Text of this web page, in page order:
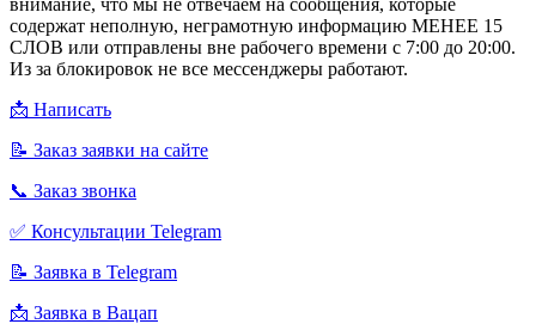
содержат неполную, неграмотную информацию МЕНЕЕ 15
СЛОВ или отправлены вне рабочего времени с 7:00 до 20:00.
Из за блокировок не все мессенджеры работают.
📩 Написать
📝 Заказ заявки на сайте
📞 Заказ звонка
✅ Консультации Telegram
📝 Заявка в Telegram
📩 Заявка в Вацап